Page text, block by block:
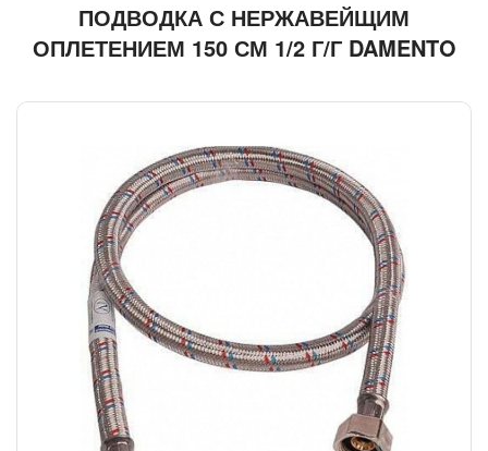
ПОДВОДКА С НЕРЖАВЕЙЩИМ
ОПЛЕТЕНИЕМ 150 СМ 1/2 Г/Г DAMENTO